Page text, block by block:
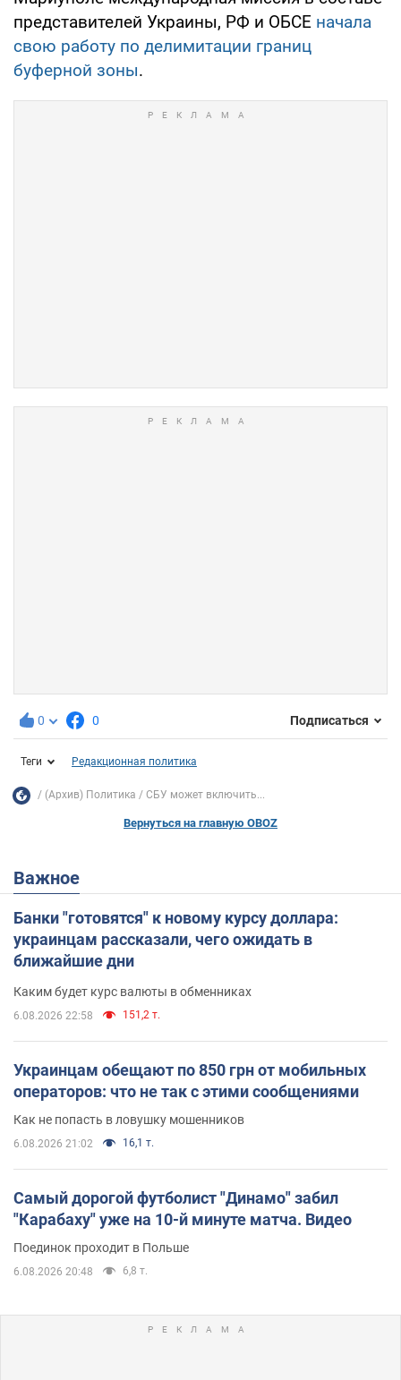
представителей Украины, РФ и ОБСЕ начала
свою работу по делимитации границ
буферной зоны.
0 0 Подписаться
Теги Редакционная политика
(Архив) Политика СБУ может включить...
Вернуться на главную OBOZ
Важное
Банки "готовятся" к новому курсу доллара:
украинцам рассказали, чего ожидать в
ближайшие дни
Каким будет курс валюты в обменниках
6.08.2026 22:58 151,2 т.
Украинцам обещают по 850 грн от мобильных
операторов: что не так с этими сообщениями
Как не попасть в ловушку мошенников
6.08.2026 21:02 16,1 т.
Самый дорогой футболист "Динамо" забил
"Карабаху" уже на 10-й минуте матча. Видео
Поединок проходит в Польше
6.08.2026 20:48 6,8 т.